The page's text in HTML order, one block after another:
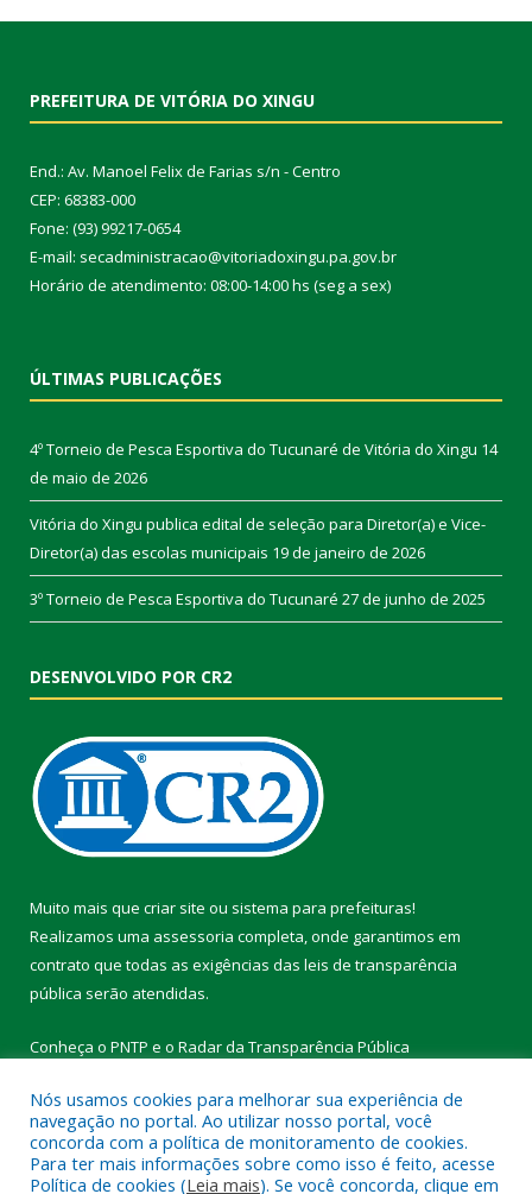
PREFEITURA DE VITÓRIA DO XINGU
End.: Av. Manoel Felix de Farias s/n - Centro
CEP: 68383-000
Fone: (93) 99217-0654
E-mail: secadministracao@vitoriadoxingu.pa.gov.br
Horário de atendimento: 08:00-14:00 hs (seg a sex)
ÚLTIMAS PUBLICAÇÕES
4º Torneio de Pesca Esportiva do Tucunaré de Vitória do Xingu 14
de maio de 2026
Vitória do Xingu publica edital de seleção para Diretor(a) e Vice-
Diretor(a) das escolas municipais 19 de janeiro de 2026
3º Torneio de Pesca Esportiva do Tucunaré 27 de junho de 2025
DESENVOLVIDO POR CR2
Muito mais que criar site ou sistema para prefeituras!
Realizamos uma assessoria completa, onde garantimos em
contrato que todas as exigências das leis de transparência
pública serão atendidas.
Conheça o PNTP e o Radar da Transparência Pública
Todos os direitos reservados a Prefeitura Municipal de Vitória do
Nós usamos cookies para melhorar sua experiência de
navegação no portal. Ao utilizar nosso portal, você
concorda com a política de monitoramento de cookies.
Para ter mais informações sobre como isso é feito, acesse
Política de cookies (Leia mais). Se você concorda, clique em